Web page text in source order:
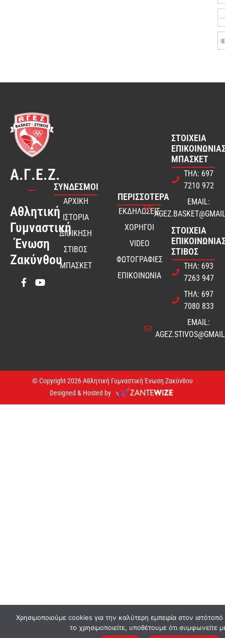
Α.Γ.Ε.Ζ.
Αθλητική
Γυμναστική
Ένωση
Ζακύνθου
ΣΎΝΔΕΣΜΟΙ
ΑΡΧΙΚΗ
ΙΣΤΟΡΙΑ
ΔΙΟΙΚΗΣΗ
ΣΤΙΒΟΣ
ΜΠΑΣΚΕΤ
ΠΕΡΙΣΣΟΤΕΡΑ
ΕΚΔΗΛΩΣΕΙΣ
ΧΟΡΗΓΟΙ
VIDEO
ΦΩΤΟΓΡΑΦΙΕΣ
ΕΠΙΚΟΙΝΩΝΙΑ
ΣΤΟΙΧΕΊΑ
ΜΠΆΣΚΕΤ
ΤΗΛ: 697
7210 972
EMAIL:
ΣΤΟΙΧΕΊΑ
ΣΤΊΒΟΣ
ΤΗΛ: 693
7263 947
ΤΗΛ: 697
7080 833
EMAIL:
© Copyright 2026 Αθλητική Γυμναστική Ένωση Ζακύνθου
Designed & Hosted by
Χρησιμοποιούμε cookies για την καλύτερη εμπειρία στον
το χρησιμοποιείτε, υποθέτουμε ότι συμφωνείτε